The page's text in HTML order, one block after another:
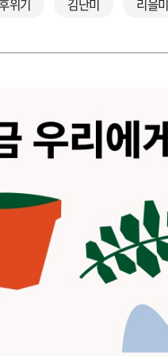
위기 김난미 리을